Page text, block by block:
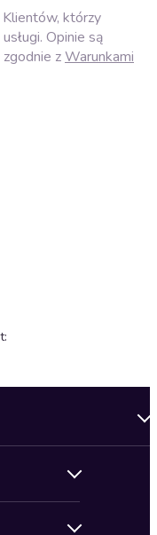
którzy
Opinie są
zWarunkami
: